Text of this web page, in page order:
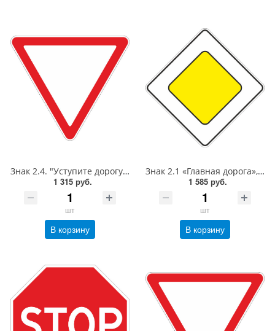
Знак 2.4. "Уступите дорогу",А=700,Тип А Коммерческая (3 года),металл 0.8 мм
1 315 руб.
шт
В корзину
Знак 2.1 «Главная дорога»,B=600,Тип А Коммерческая (3 года),металл 0.8 мм
1 585 руб.
шт
В корзину